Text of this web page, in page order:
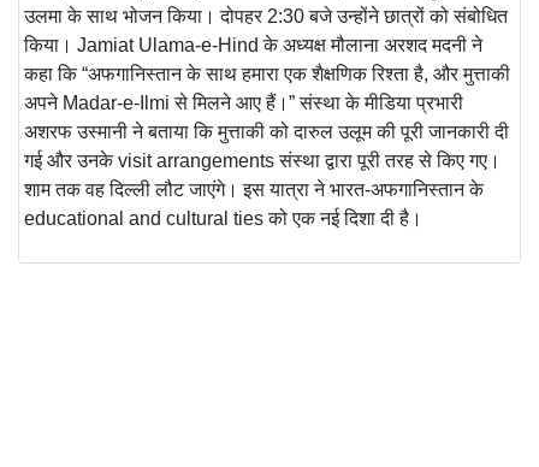
उलमा के साथ भोजन किया। दोपहर 2:30 बजे उन्होंने छात्रों को संबोधित
किया। Jamiat Ulama-e-Hind के अध्यक्ष मौलाना अरशद मदनी ने
कहा कि “अफगानिस्तान के साथ हमारा एक शैक्षणिक रिश्ता है, और मुत्ताकी
अपने Madar-e-Ilmi से मिलने आए हैं।” संस्था के मीडिया प्रभारी
अशरफ उस्मानी ने बताया कि मुत्ताकी को दारुल उलूम की पूरी जानकारी दी
गई और उनकेvisit arrangementsसंस्था द्वारा पूरी तरह से किए गए।
शाम तक वह दिल्ली लौट जाएंगे। इस यात्रा ने भारत-अफगानिस्तान के
educational and cultural tiesको एक नई दिशा दी है।